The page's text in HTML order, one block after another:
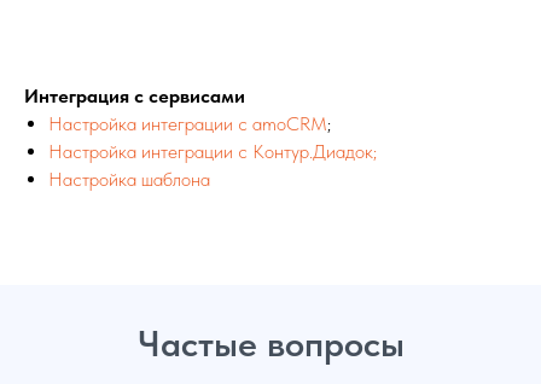
Интеграция с сервисами
Настройка интеграции с amoCRM;
Настройка интеграции с Контур.Диадок;
Настройка шаблона
Частые вопросы